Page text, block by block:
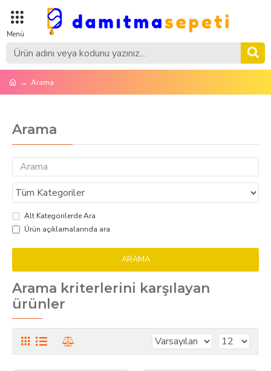
Arama
Arama
Alt Kategorilerde Ara
Ürün açıklamalarında ara
ARAMA
Arama kriterlerini karşılayan
ürünler